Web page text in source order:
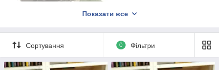
перемикачі на MB
різною кількістю
виходів. Коли
Показати все
Сортування 0 Фільтри